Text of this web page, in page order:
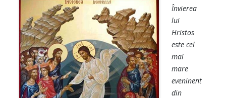
Învierea
lui
Hristos
este cel
mai
mare
eveninent
din